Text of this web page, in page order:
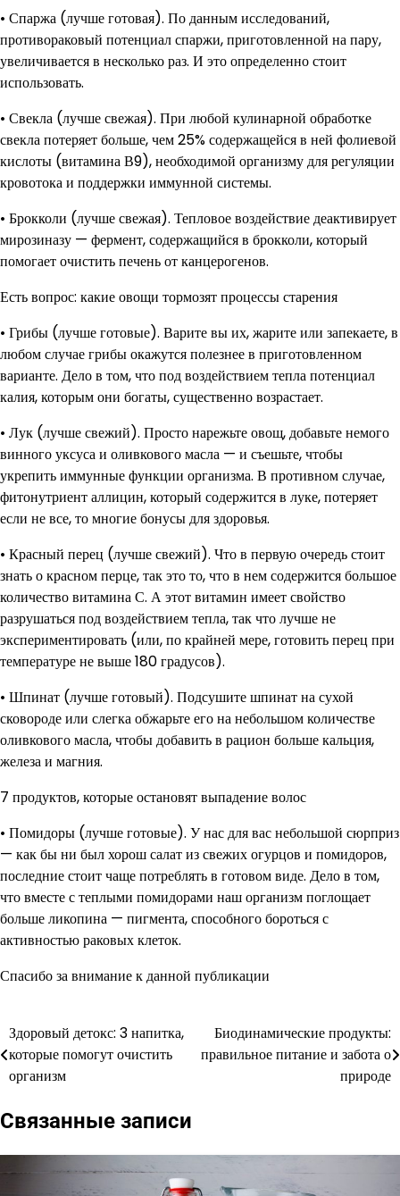
• Спаржа (лучше готовая). По данным исследований,
противораковый потенциал спаржи, приготовленной на пару,
увеличивается в несколько раз. И это определенно стоит
использовать.
• Свекла (лучше свежая). При любой кулинарной обработке
свекла потеряет больше, чем 25% содержащейся в ней фолиевой
кислоты (витамина В9), необходимой организму для регуляции
кровотока и поддержки иммунной системы.
• Брокколи (лучше свежая). Тепловое воздействие деактивирует
мирозиназу — фермент, содержащийся в брокколи, который
помогает очистить печень от канцерогенов.
Есть вопрос: какие овощи тормозят процессы старения
• Грибы (лучше готовые). Варите вы их, жарите или запекаете, в
любом случае грибы окажутся полезнее в приготовленном
варианте. Дело в том, что под воздействием тепла потенциал
калия, которым они богаты, существенно возрастает.
• Лук (лучше свежий). Просто нарежьте овощ, добавьте немого
винного уксуса и оливкового масла — и съешьте, чтобы
укрепить иммунные функции организма. В противном случае,
фитонутриент аллицин, который содержится в луке, потеряет
если не все, то многие бонусы для здоровья.
• Красный перец (лучше свежий). Что в первую очередь стоит
знать о красном перце, так это то, что в нем содержится большое
количество витамина С. А этот витамин имеет свойство
разрушаться под воздействием тепла, так что лучше не
экспериментировать (или, по крайней мере, готовить перец при
температуре не выше 180 градусов).
• Шпинат (лучше готовый). Подсушите шпинат на сухой
сковороде или слегка обжарьте его на небольшом количестве
оливкового масла, чтобы добавить в рацион больше кальция,
железа и магния.
7 продуктов, которые остановят выпадение волос
• Помидоры (лучше готовые). У нас для вас небольшой сюрприз
— как бы ни был хорош салат из свежих огурцов и помидоров,
последние стоит чаще потреблять в готовом виде. Дело в том,
что вместе с теплыми помидорами наш организм поглощает
больше ликопина — пигмента, способного бороться с
активностью раковых клеток.
Спасибо за внимание к данной публикации
Навигация
по
Здоровый детокс: 3 напитка,
которые помогут очистить
организм
Биодинамические продукты:
правильное питание и забота о
природе
Связанные записи